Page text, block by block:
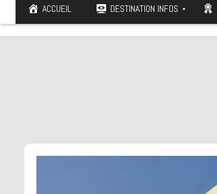
ACCUEIL DESTINATION INFOS